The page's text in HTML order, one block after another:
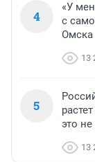
4
«У
с
Омска
13
5
это
13